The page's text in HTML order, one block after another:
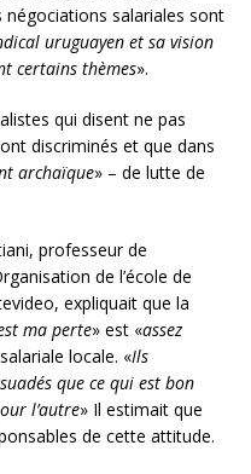
négociations salariales sont
uruguayen et sa vision
certains thèmes».
qui disent ne pas
discriminés et que dans
archaïque» – de lutte de
professeur de
de l’école de
expliquait que la
ma perte» est «assez
locale. «Ils
que ce qui est bon
l’autre» Il estimait que
de cette attitude.